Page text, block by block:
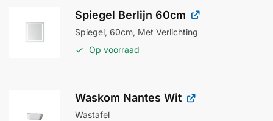
Spiegel Berlijn 60cm
Spiegel, 60cm, Met Verlichting
Op voorraad
Waskom Nantes Wit
Wastafel